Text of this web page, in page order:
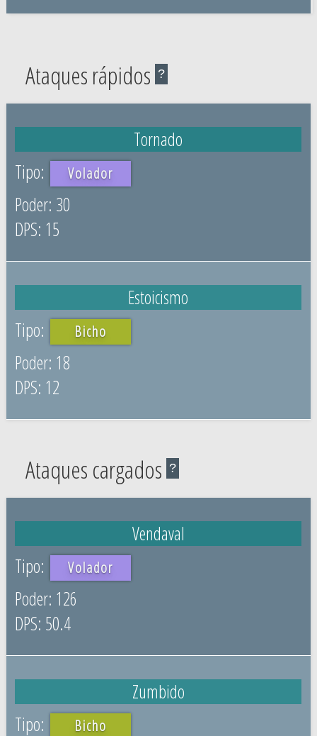
Ataques rápidos ?
Tornado
Volador
30
15
Estoicismo
Bicho
18
12
Ataques cargados ?
Vendaval
Volador
126
50.4
Zumbido
Bicho